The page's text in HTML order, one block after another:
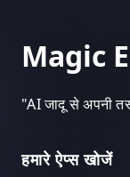
Magic
"AI जादू से अपनी
हमारे ऐप्स खोजें